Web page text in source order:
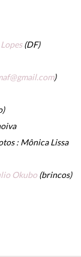
(DF)
)
: Mônica Lissa
Okubo (brincos)